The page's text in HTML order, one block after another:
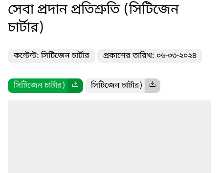
সেবা প্রদান প্রতিশ্রুতি (সিটিজেন
চার্টার)
কন্টেন্ট: সিটিজেন চার্টার প্রকাশের তারিখ: ০৬-০৩-২০২৪
সিটিজেন চার্টার) সিটিজেন চার্টার)